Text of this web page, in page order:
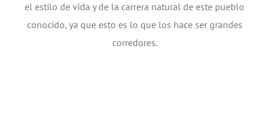
el estilo de vida y de la carrera natural de este pueblo
conocido, ya que esto es lo que los hace ser grandes
corredores.